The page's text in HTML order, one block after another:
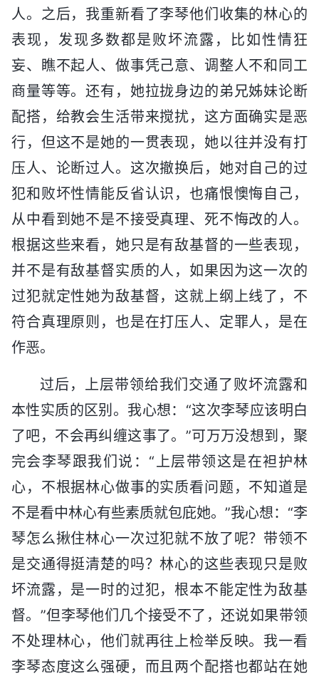
人。之后，我重新看了李琴他们收集的林心的
表现，发现多数都是败坏流露，比如性情狂
妄、瞧不起人、做事凭己意、调整人不和同工
商量等等。还有，她拉拢身边的弟兄姊妹论断
配搭，给教会生活带来搅扰，这方面确实是恶
行，但这不是她的一贯表现，她以往并没有打
压人、论断过人。这次撤换后，她对自己的过
犯和败坏性情能反省认识，也痛恨懊悔自己，
从中看到她不是不接受真理、死不悔改的人。
根据这些来看，她只是有敌基督的一些表现，
并不是有敌基督实质的人，如果因为这一次的
过犯就定性她为敌基督，这就上纲上线了，不
符合真理原则，也是在打压人、定罪人，是在
作恶。
过后，上层带领给我们交通了败坏流露和
本性实质的区别。我心想：“这次李琴应该明白
了吧，不会再纠缠这事了。”可万万没想到，聚
完会李琴跟我们说：“上层带领这是在袒护林
心，不根据林心做事的实质看问题，不知道是
不是看中林心有些素质就包庇她。”我心想：“李
琴怎么揪住林心一次过犯就不放了呢？带领不
是交通得挺清楚的吗？林心的这些表现只是败
坏流露，是一时的过犯，根本不能定性为敌基
督。”但李琴他们几个接受不了，还说如果带领
不处理林心，他们就再往上检举反映。我一看
李琴态度这么强硬，而且两个配搭也都站在她